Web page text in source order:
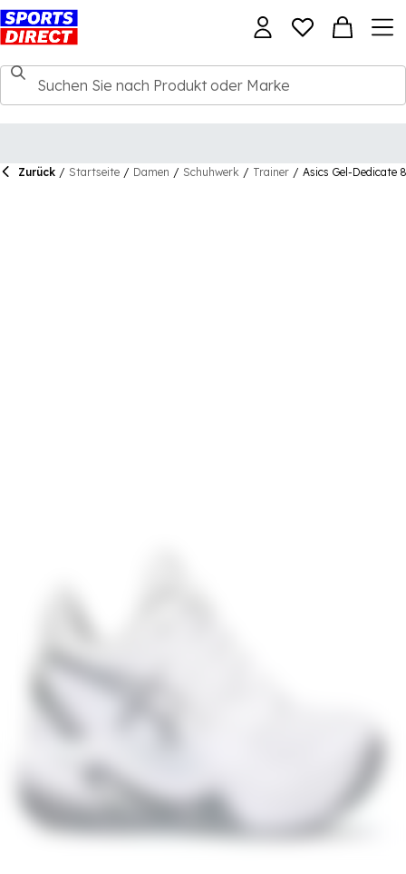
Zurück / Startseite / Damen / Schuhwerk / Trainer / Asics Gel-Dedicate